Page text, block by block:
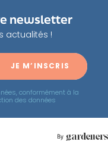
newsletter
actualités !
conformément à la
des données